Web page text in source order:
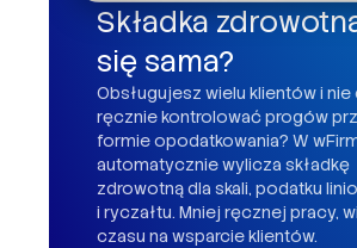
Składka
się sama?
Obsługujesz wielu klientów i
ręcznie kontrolować progów
formie opodatkowania? W
automatycznie wylicza składkę
zdrowotną dla skali, podatku
i ryczałtu. Mniej ręcznej pracy,
czasu na wsparcie klientów.